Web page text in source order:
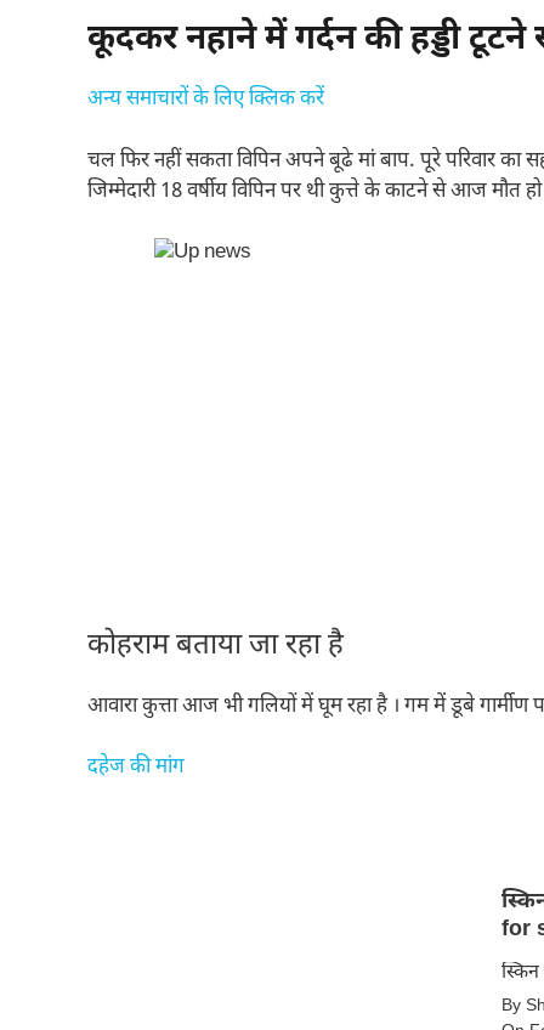
कूदकर नहाने में गर्दन की हड्डी
अन्य समाचारों के लिए क्लिक करें
चल फिर नहीं सकता विपिन अपने बूढे मां बाप. पूरे परिवार का
जिम्मेदारी 18 वर्षीय विपिन पर थी कुत्ते के काटने से आज मौत
कोहराम बताया जा रहा है
आवारा कुत्ता आज भी गलियों में घूम रहा है । गम में डूबे गार्मीण
दहेज की मांग
स्किन
for
By